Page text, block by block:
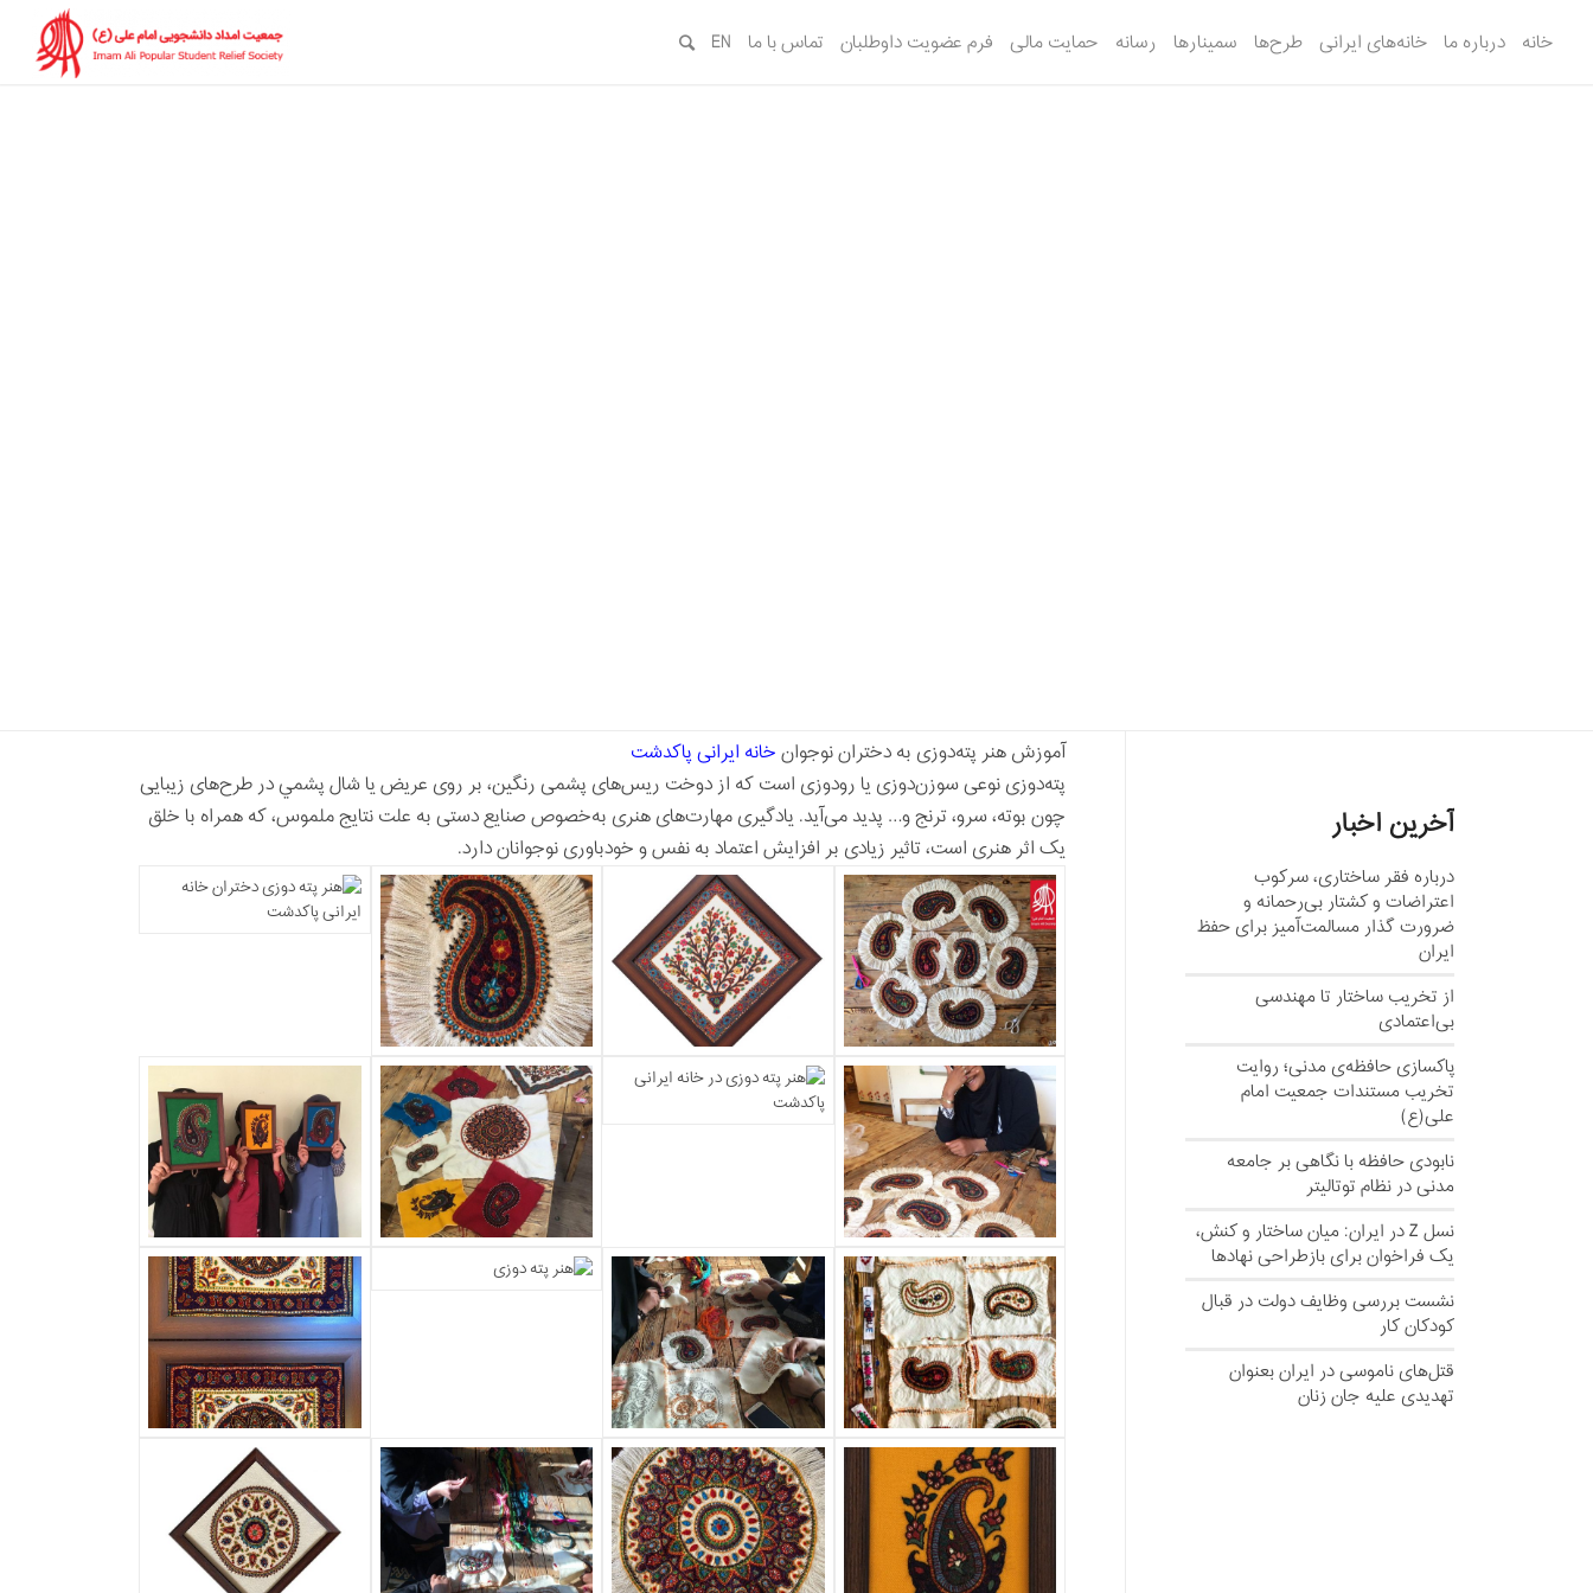
خانه درباره ما خانه‌های ایرانی طرح‌ها سمینارها رسانه حمایت مالی فرم عضویت داوطلبان تماس با ما EN
آموزش هنر پته‌دوزی به دختران نوجوانخانه ایرانی پاکدشت
پته‌دوزی نوعی سوزن‌دوزی يا رودوزی است كه از دوخت ریس‌های پشمی رنگین، بر روی عریض یا شال پشمي در طرح‌های زیبایی
چون بوته، سرو، ترنج و… پدید می‌آید. یادگیری مهارت‌های هنری به‌خصوص صنایع دستی به علت نتایج ملموس، که همراه با خلق
یک اثر هنری است، تاثیر زیادی بر افزایش اعتماد به نفس و خودباوری نوجوانان دارد.
آخرین اخبار
درباره فقر ساختاری، سرکوب
اعتراضات و کشتار بی‌رحمانه و
ضرورت گذار مسالمت‌آمیز برای حفظ
ایران
از تخریب ساختار تا مهندسی
بی‌اعتمادی
پاکسازی حافظه‌ی مدنی؛ روایت
تخریب مستندات جمعیت امام
علی(ع)
نابودی حافظه با نگاهی بر جامعه
مدنی در نظام توتالیتر
نسل‌ Z در ایران: میان ساختار و کنش،
یک فراخوان برای بازطراحی نهادها
نشست بررسی وظایف دولت در قبال
کودکان کار
قتل‌های ناموسی در ایران بعنوان
تهدیدی علیه جان زنان